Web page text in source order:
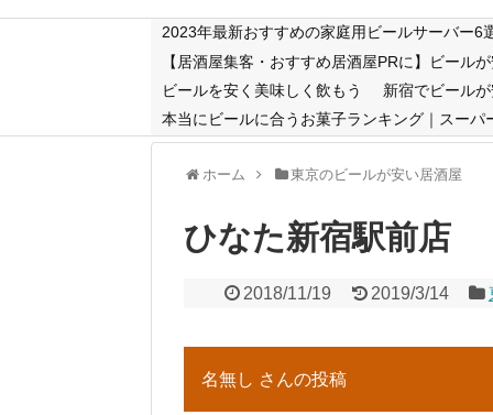
2023年最新おすすめの家庭用ビールサーバー6
【居酒屋集客・おすすめ居酒屋PRに】ビール
ビールを安く美味しく飲もう
新宿でビール
本当にビールに合うお菓子ランキング｜スー
ホーム 東京のビールが安い居酒屋
ひなた新宿駅前店
2018/11/19 2019/3/14
名無し さんの投稿